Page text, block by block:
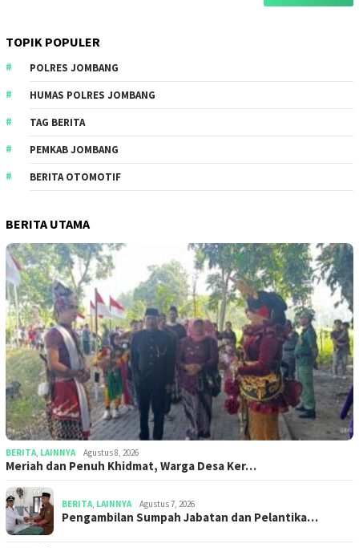
TOPIK POPULER
POLRES JOMBANG
HUMAS POLRES JOMBANG
TAG BERITA
PEMKAB JOMBANG
BERITA OTOMOTIF
BERITA UTAMA
BERITA, LAINNYA Agustus 8, 2026
Meriah dan Penuh Khidmat, Warga Desa Ker…
BERITA, LAINNYA Agustus 7, 2026
Pengambilan Sumpah Jabatan dan Pelantika…